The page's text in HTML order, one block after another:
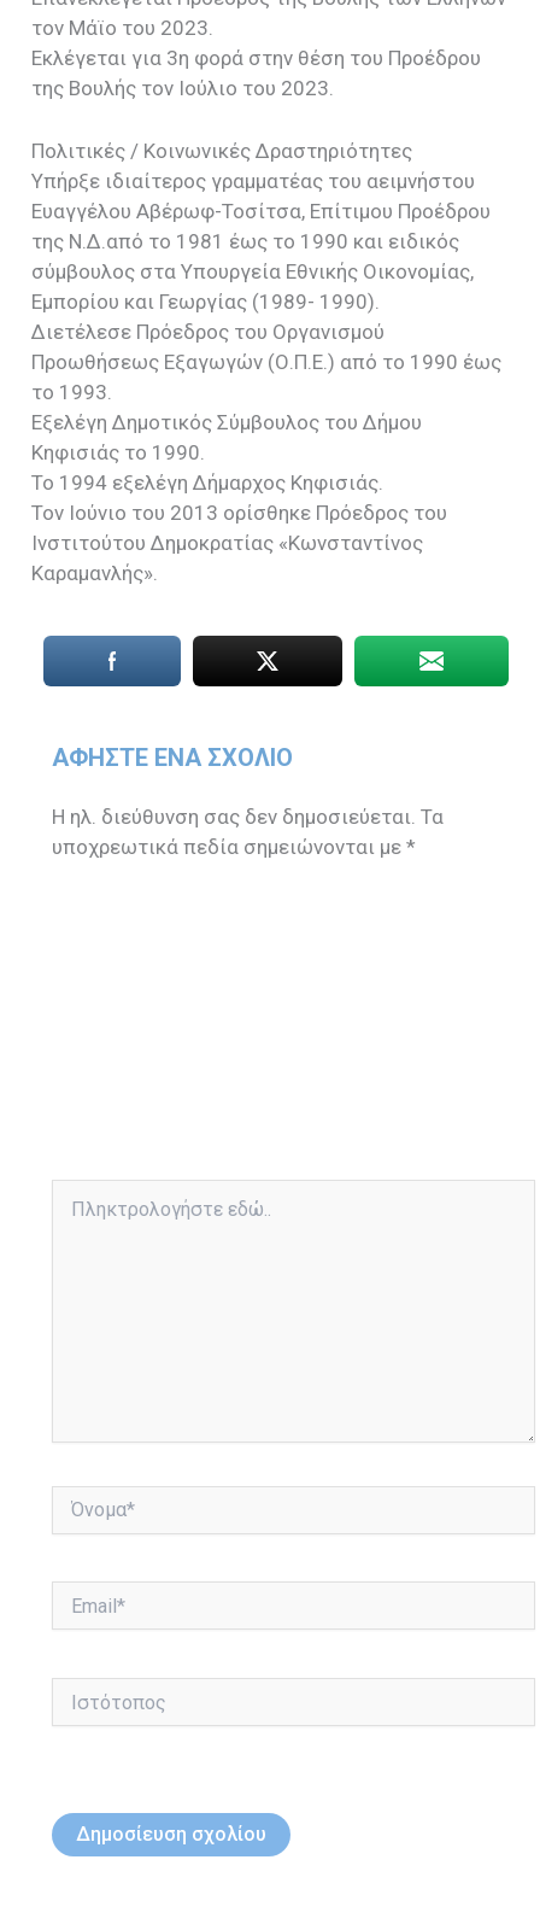
τον Μάϊο του 2023.
Εκλέγεται για 3η φορά στην θέση του Προέδρου
της Βουλής τον Ιούλιο του 2023.
Πολιτικές / Κοινωνικές Δραστηριότητες
Υπήρξε ιδιαίτερος γραμματέας του αειμνήστου
Ευαγγέλου Αβέρωφ-Τοσίτσα, Επίτιμου Προέδρου
της Ν.Δ.από το 1981 έως το 1990 και ειδικός
σύμβουλος στα Υπουργεία Εθνικής Οικονομίας,
Εμπορίου και Γεωργίας (1989- 1990).
Διετέλεσε Πρόεδρος του Οργανισμού
Προωθήσεως Εξαγωγών (Ο.Π.Ε.) από το 1990 έως
το 1993.
Εξελέγη Δημοτικός Σύμβουλος του Δήμου
Κηφισιάς το 1990.
Το 1994 εξελέγη Δήμαρχος Κηφισιάς.
Τον Ιούνιο του 2013 ορίσθηκε Πρόεδρος του
Ινστιτούτου Δημοκρατίας «Κωνσταντίνος
Καραμανλής».
ΑΦΉΣΤΕ ΈΝΑ ΣΧΌΛΙΟ
Η ηλ. διεύθυνση σας δεν δημοσιεύεται. Τα
υποχρεωτικά πεδία σημειώνονται με*
εδώ..
Όνομα*